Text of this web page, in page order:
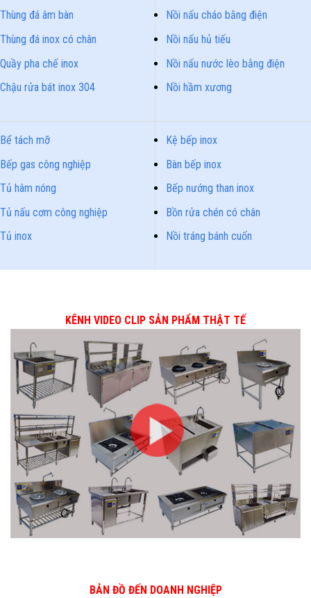
Thùng đá âm bàn
Thùng đá inox có chân
Quầy pha chế inox
Chậu rửa bát inox 304
Nồi nấu cháo bằng điện
Nồi nấu hủ tiếu
Nồi nấu nước lèo bằng điện
Nồi hầm xương
Bể tách mỡ
Bếp gas công nghiệp
Tủ hâm nóng
Tủ nấu cơm công nghiệp
Tủ inox
Kệ bếp inox
Bàn bếp inox
Bếp nướng than inox
Bồn rửa chén có chân
Nồi tráng bánh cuốn
KÊNH VIDEO CLIP SẢN PHẨM THẬT TẾ
BẢN ĐỒ ĐẾN DOANH NGHIỆP